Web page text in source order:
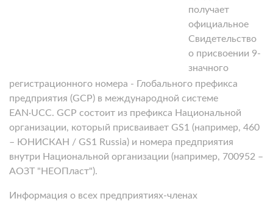
получает
официальное
Свидетельство
о присвоении 9-
значного
регистрационного номера - Глобального префикса
предприятия (GCP) в международной сиcтеме
EAN·UCC. GCP состоит из префикса Национальной
организации, который присваивает GS1 (например, 460
– ЮНИСКАН / GS1 Russia) и номера предприятия
внутри Национальной организации (например, 700952 –
АОЗТ "НЕОПласт").
Информация о всех предприятиях-членах